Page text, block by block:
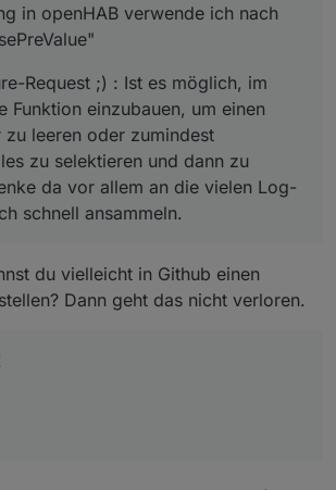
in openHAB verwende ich nach
Request ;) : Ist es möglich, im
Funktion einzubauen, um einen
zu leeren oder zumindest
zu selektieren und dann zu
da vor allem an die vielen Log-
schnell ansammeln.
du vielleicht in Github einen
Dann geht das nicht verloren.